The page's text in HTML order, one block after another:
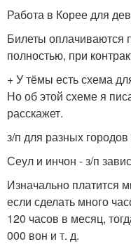
Работа в Корее для
Билеты оплачиваются
полностью, при
+ У тёмы есть схема
Но об этой схеме я
расскажет.
з/п для разных городов
Сеул и инчон - з/п
Изначально платится
если сделать много
120 часов в месяц,
000 вон и т. д.